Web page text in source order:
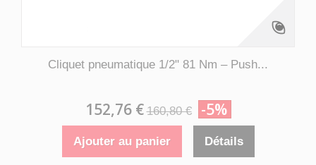
Cliquet pneumatique 1/2" 81 Nm – Push...
152,76 € 160,80 € -5%
Ajouter au panier Détails